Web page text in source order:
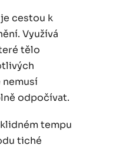
cestou k
Využívá
tělo
nemusí
odpočívat.
tempu
tiché